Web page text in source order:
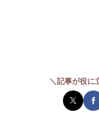
＼記事が役に